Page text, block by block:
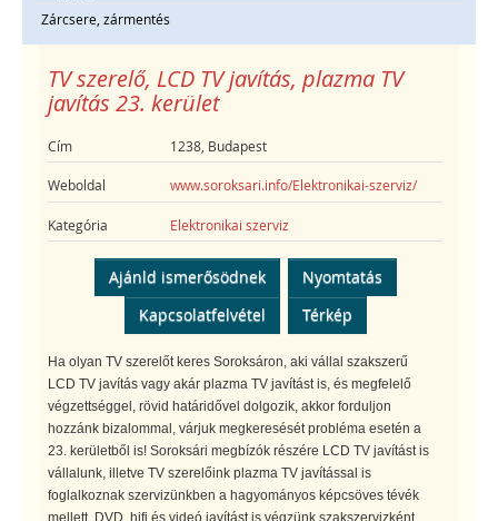
Zárcsere, zármentés
TV szerelő, LCD TV javítás, plazma TV
javítás 23. kerület
Cím 1238, Budapest
Weboldal www.soroksari.info/Elektronikai-szerviz/
Kategória Elektronikai szerviz
Ajánld ismerősödnek
Nyomtatás
Kapcsolatfelvétel
Térkép
Ha olyan TV szerelőt keres Soroksáron, aki vállal szakszerű
LCD TV javítás vagy akár plazma TV javítást is, és megfelelő
végzettséggel, rövid határidővel dolgozik, akkor forduljon
hozzánk bizalommal, várjuk megkeresését probléma esetén a
23. kerületből is! Soroksári megbízók részére LCD TV javítást is
vállalunk, illetve TV szerelőink plazma TV javítással is
foglalkoznak szervizünkben a hagyományos képcsöves tévék
mellett. DVD, hifi és videó javítást is végzünk szakszervizként,